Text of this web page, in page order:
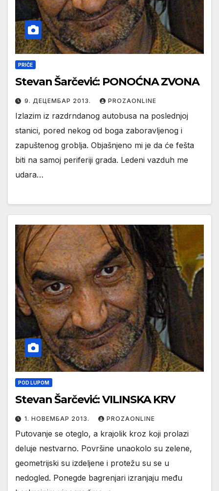
PRIČE
Stevan Šarčević: PONOĆNA ZVONA
9. ДЕЦЕМБАР 2013. PROZAONLINE
Izlazim iz razdrndanog autobusa na poslednjoj
stanici, pored nekog od boga zaboravljenog i
zapuštenog groblja. Objašnjeno mi je da će fešta
biti na samoj periferiji grada. Ledeni vazduh me
udara…
POD LUPOM
Stevan Šarčević: VILINSKA KRV
1. НОВЕМБАР 2013. PROZAONLINE
Putovanje se oteglo, a krajolik kroz koji prolazi
deluje nestvarno. Površine unaokolo su zelene,
geometrijski su izdeljene i protežu su se u
nedogled. Ponegde bagrenjari izranjaju među